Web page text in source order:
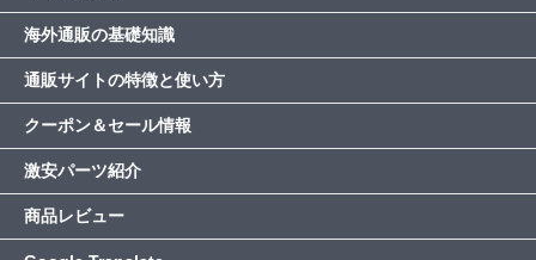
海外通販の基礎知識
通販サイトの特徴と使い方
クーポン＆セール情報
激安パーツ紹介
商品レビュー